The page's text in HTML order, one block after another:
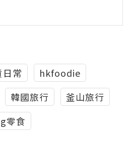
日常
hkfoodie
韓國旅行
釜山旅行
零食